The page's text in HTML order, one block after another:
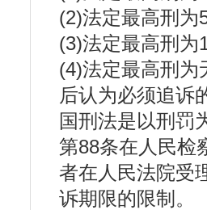
(2)法定最高刑为
(3)法定最高刑为
(4)法定最高刑为
后认为必须追诉
国刑法是以刑罚
第88条在人民检
者在人民法院受
诉期限的限制。